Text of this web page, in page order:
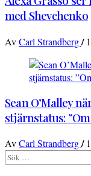
med Shevchenko
AvCarl Strandberg/
Sean O’Malley
stjärnstatus:
AvCarl Strandberg/
Sök
efter: